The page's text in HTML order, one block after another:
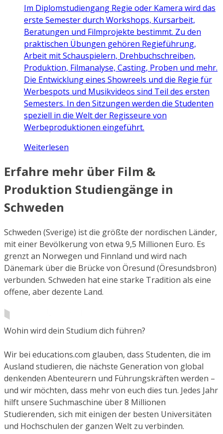
Im Diplomstudiengang Regie oder Kamera wird das
erste Semester durch Workshops, Kursarbeit,
Beratungen und Filmprojekte bestimmt. Zu den
praktischen Übungen gehören Regieführung,
Arbeit mit Schauspielern, Drehbuchschreiben,
Produktion, Filmanalyse, Casting, Proben und mehr.
Die Entwicklung eines Showreels und die Regie für
Werbespots und Musikvideos sind Teil des ersten
Semesters. In den Sitzungen werden die Studenten
speziell in die Welt der Regisseure von
Werbeproduktionen eingeführt.
Weiterlesen
Erfahre mehr über Film &
Produktion Studiengänge in
Schweden
Schweden (Sverige) ist die größte der nordischen Länder,
mit einer Bevölkerung von etwa 9,5 Millionen Euro. Es
grenzt an Norwegen und Finnland und wird nach
Dänemark über die Brücke von Öresund (Öresundsbron)
verbunden. Schweden hat eine starke Tradition als eine
offene, aber dezente Land.
Wohin wird dein Studium dich führen?
Wir bei educations.com glauben, dass Studenten, die im
Ausland studieren, die nächste Generation von global
denkenden Abenteurern und Führungskräften werden –
und wir möchten, dass mehr von euch dies tun. Jedes Jahr
hilft unsere Suchmaschine über 8 Millionen
Studierenden, sich mit einigen der besten Universitäten
und Hochschulen der ganzen Welt zu verbinden.